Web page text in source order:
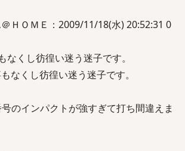
ＨＯＭＥ：2009/11/18(水) 20:52:31 0
なくし彷徨い迷う迷子です。
なくし彷徨い迷う迷子です。
のインパクトが強すぎて打ち間違えま